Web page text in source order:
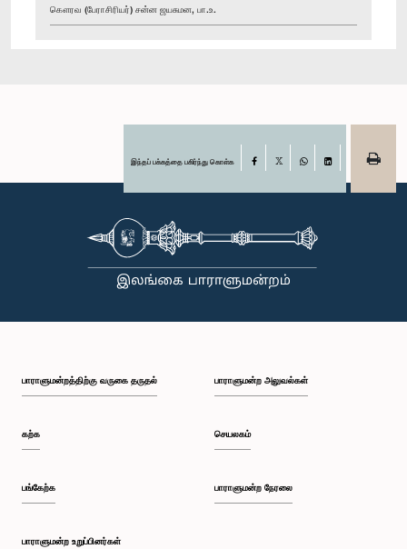
கௌரவ (பேராசிரியர்) சன்ன ஜயசுமன, பா.உ.
இந்தப் பக்கத்தை பகிர்ந்து கொள்க Facebook
பாராளுமன்றத்திற்கு வருகை தருதல்
கற்க
பங்கேற்க
பாராளுமன்ற உறுப்பினர்கள்
பாராளுமன்ற அலுவல்கள்
செயலகம்
பாராளுமன்ற நேரலை